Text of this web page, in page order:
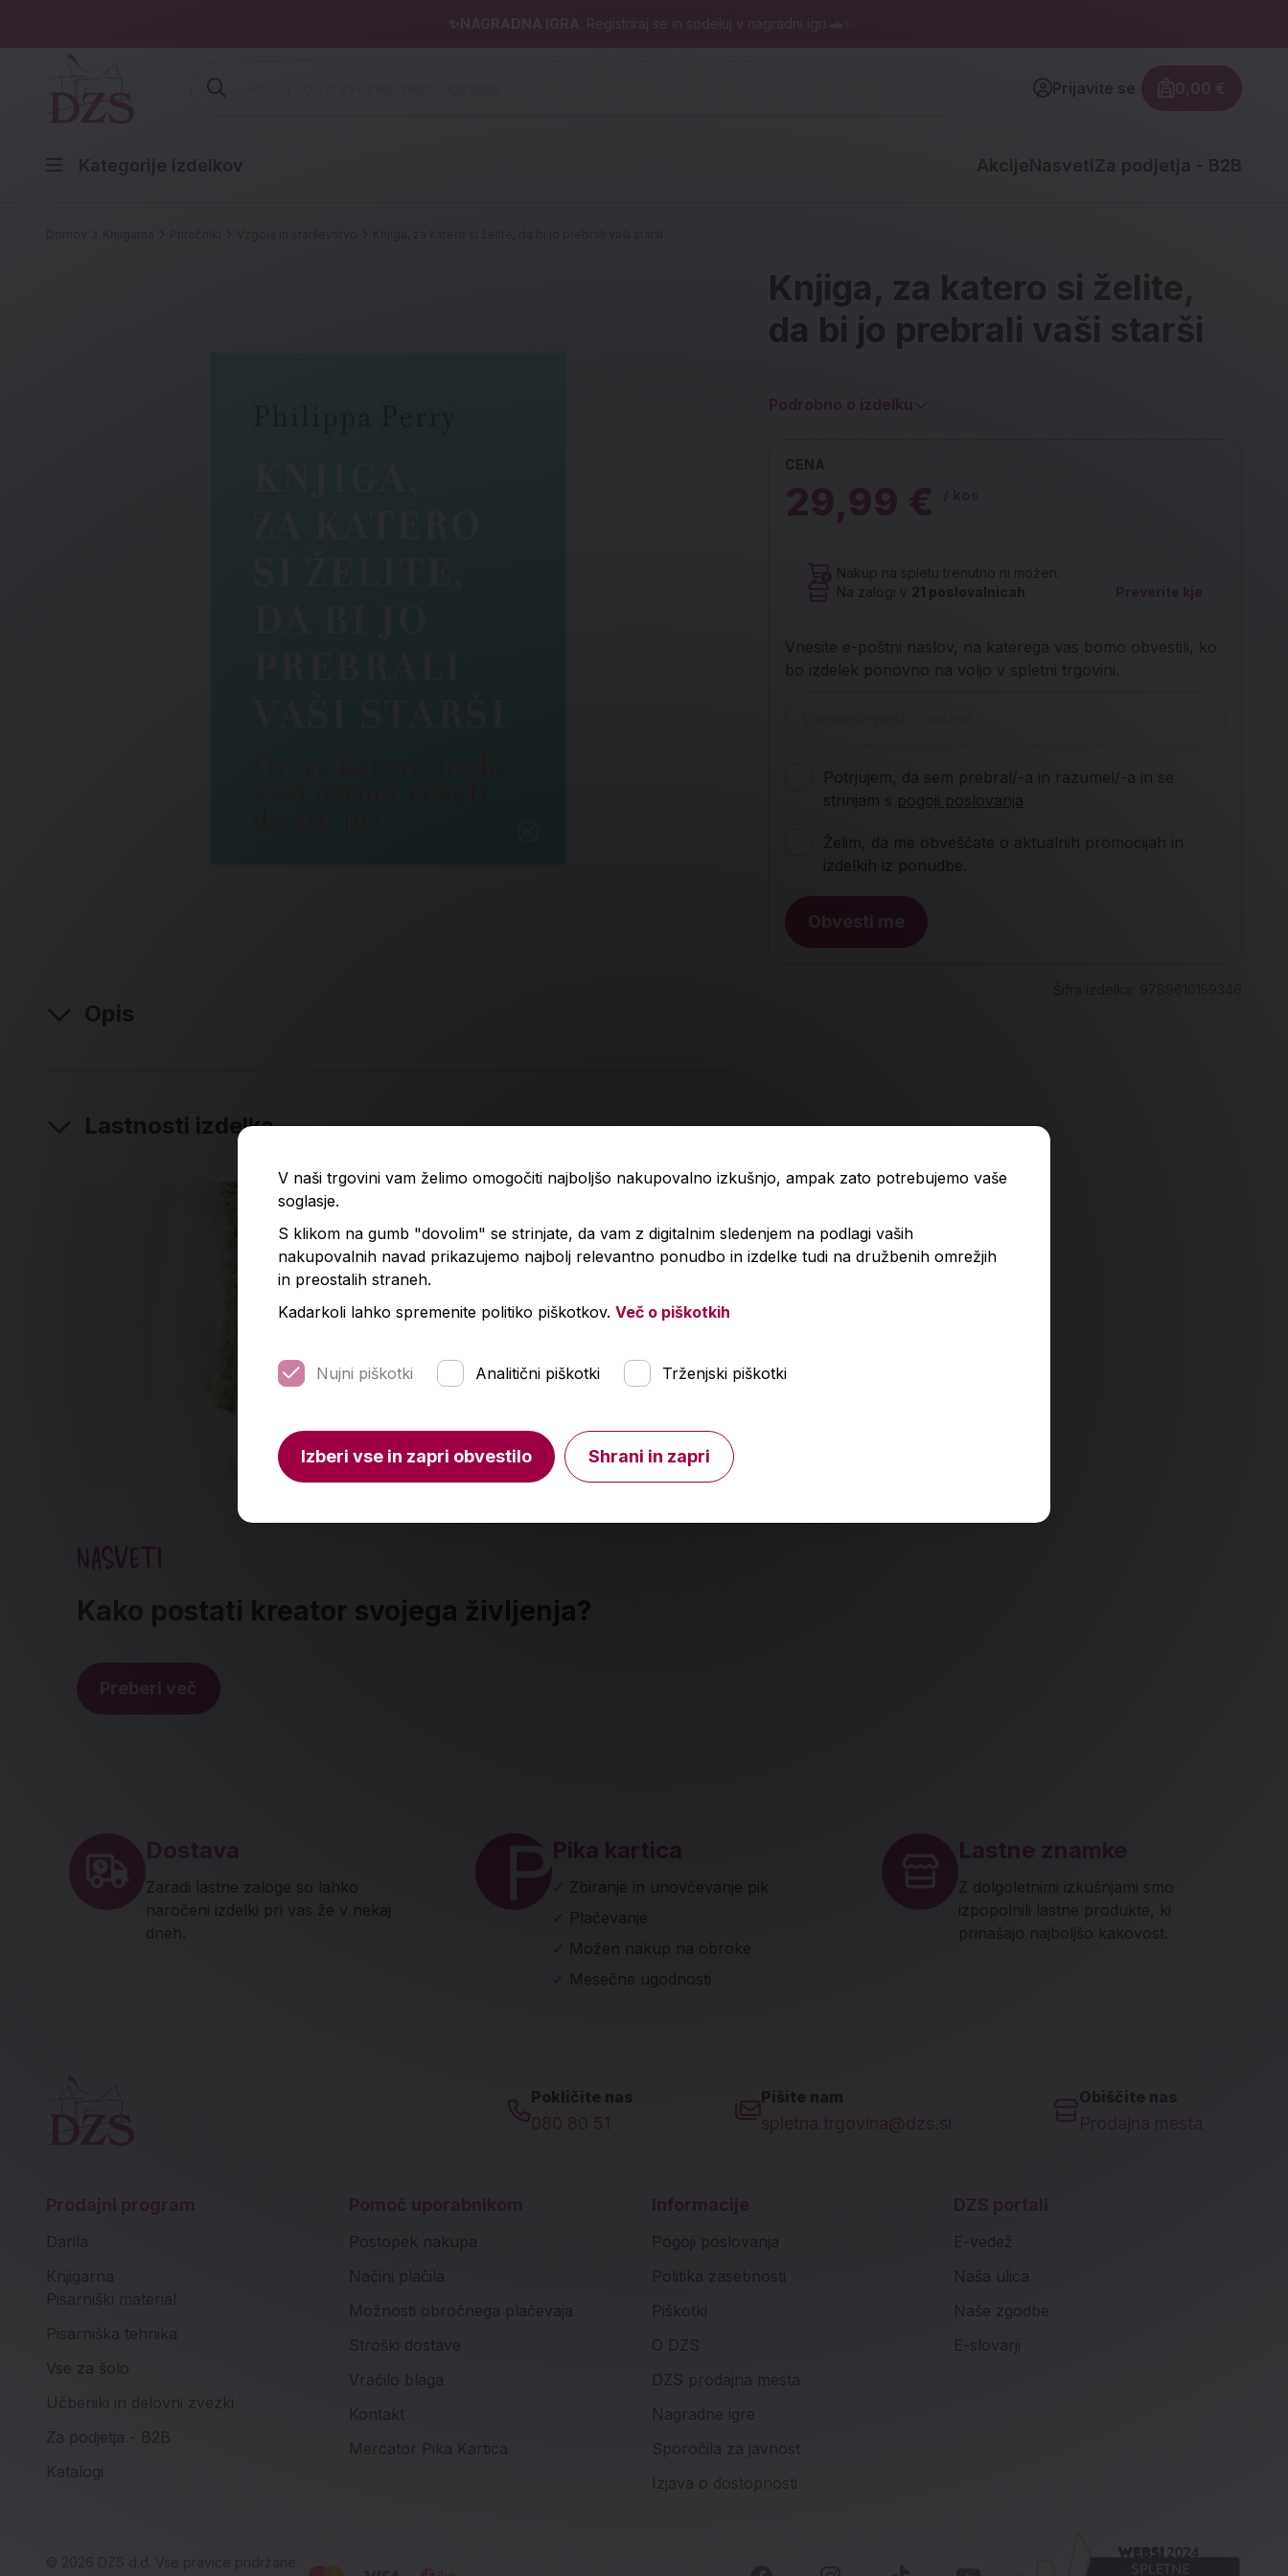
Prijavite se
Znesek
0,00 €
Kategorije izdelkov AkcijeNasveti Za podjetja - B2B
Knjiga, za katero si želite,
da bi jo prebrali vaši starši
Podrobno o izdelku
CENA
29,99 €
Nakup na spletu trenutno ni možen.
Na zalogi v 21 poslovalnicah Preverite kje
Vnesite e-poštni naslov, na katerega vas bomo obvestili, ko
bo izdelek ponovno na voljo v spletni trgovini.
Potrjujem, da sem prebral/-a in razumel/-a in se
strinjam s pogoji poslovanja
Želim, da me obveščate o aktualnih promocijah in
izdelkih iz ponudbe.
Obvesti me
Opis
Lastnosti izdelka
NASVETI
Kako postati kreator svojega življenja?
Preberi več
Dostava
Zaradi lastne zaloge so lahko
naročeni izdelki pri vas že v nekaj
dneh.
Pika kartica
✓
Zbiranje in unovčevanje pik
✓
Plačevanje
✓
Možen nakup na obroke
✓
Mesečne ugodnosti
Lastne znamke
Z dolgoletnimi izkušnjami smo
izpopolnili lastne produkte, ki
prinašajo najboljšo kakovost.
Pokličite nas
080 80 51
Pišite nam
spletna.trgovina@dzs.si
Obiščite nas
Prodajna mesta
Prodajni program
Darila
Knjigarna
Pisarniški material
Pisarniška tehnika
Vse za šolo
Učbeniki in delovni zvezki
Za podjetja - B2B
Katalogi
Pomoč uporabnikom
Postopek nakupa
Načini plačila
Možnosti obročnega plačevaja
Stroški dostave
Vračilo blaga
Kontakt
Mercator Pika Kartica
Pogoji poslovanja
Politika zasebnosti
Piškotki
O DZS
DZS prodajna mesta
Nagradne igre
Sporočila za javnost
Izjava o dostopnosti
DZS portali
E-vedež
Naša ulica
Naše zgodbe
E-slovarji
V naši trgovini vam želimo omogočiti najboljšo nakupovalno izkušnjo, ampak zato potrebujemo vaše
soglasje.
S klikom na gumb "dovolim" se strinjate, da vam z digitalnim sledenjem na podlagi vaših
nakupovalnih navad prikazujemo najbolj relevantno ponudbo in izdelke tudi na družbenih omrežjih
in preostalih straneh.
Kadarkoli lahko spremenite politiko piškotkov. Več o piškotkih
Nujni piškotki Analitični piškotki Trženjski piškotki
Izberi vse in zapri obvestilo Shrani in zapri